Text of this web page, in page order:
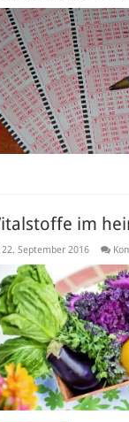
im
22. September 2016